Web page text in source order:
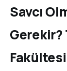
Savcı
Gerekir?